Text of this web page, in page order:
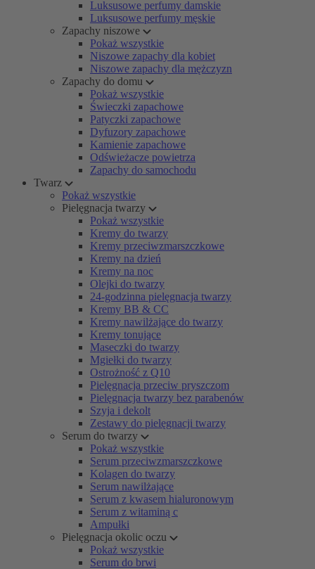
Luksusowe perfumy damskie
Luksusowe perfumy męskie
Zapachy niszowe
Pokaż wszystkie
Niszowe zapachy dla kobiet
Niszowe zapachy dla mężczyzn
Zapachy do domu
Pokaż wszystkie
Świeczki zapachowe
Patyczki zapachowe
Dyfuzory zapachowe
Kamienie zapachowe
Odświeżacze powietrza
Zapachy do samochodu
Twarz
Pokaż wszystkie
Pielęgnacja twarzy
Pokaż wszystkie
Kremy do twarzy
Kremy przeciwzmarszczkowe
Kremy na dzień
Kremy na noc
Olejki do twarzy
24-godzinna pielęgnacja twarzy
Kremy BB & CC
Kremy nawilżające do twarzy
Kremy tonujące
Maseczki do twarzy
Mgiełki do twarzy
Ostrożność z Q10
Pielęgnacja przeciw pryszczom
Pielęgnacja twarzy bez parabenów
Szyja i dekolt
Zestawy do pielęgnacji twarzy
Serum do twarzy
Pokaż wszystkie
Serum przeciwzmarszczkowe
Kolagen do twarzy
Serum nawilżające
Serum z kwasem hialuronowym
Serum z witaminą c
Ampułki
Pielęgnacja okolic oczu
Pokaż wszystkie
Serum do brwi